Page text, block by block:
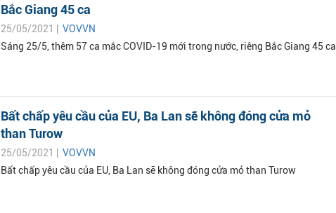
Bắc Giang 45 ca
25/05/2021 | VOVVN
Sáng 25/5, thêm 57 ca mắc COVID-19 mới trong nước, riêng Bắc Giang 45 ca
Bất chấp yêu cầu của EU, Ba Lan sẽ không đóng cửa mỏ
than Turow
25/05/2021 | VOVVN
Bất chấp yêu cầu của EU, Ba Lan sẽ không đóng cửa mỏ than Turow